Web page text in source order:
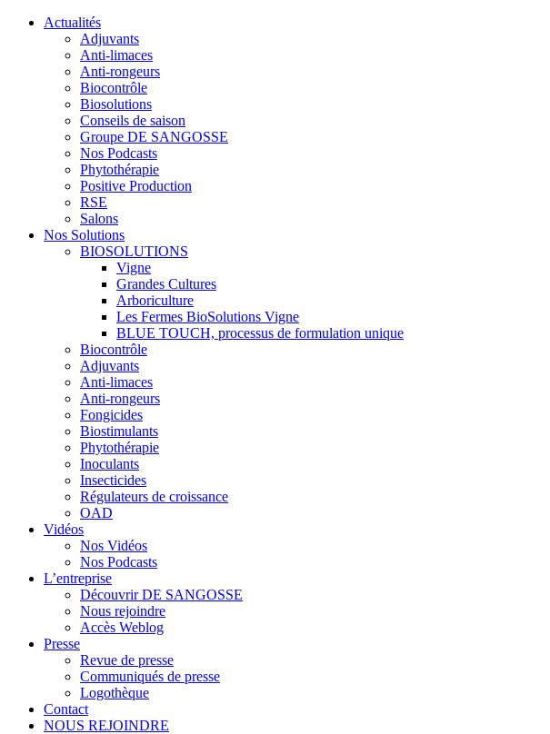
Actualités
Adjuvants
Anti-limaces
Anti-rongeurs
Biocontrôle
Biosolutions
Conseils de saison
Groupe DE SANGOSSE
Nos Podcasts
Phytothérapie
Positive Production
RSE
Salons
Nos Solutions
BIOSOLUTIONS
Vigne
Grandes Cultures
Arboriculture
Les Fermes BioSolutions Vigne
BLUE TOUCH, processus de formulation unique
Biocontrôle
Adjuvants
Anti-limaces
Anti-rongeurs
Fongicides
Biostimulants
Phytothérapie
Inoculants
Insecticides
Régulateurs de croissance
OAD
Vidéos
Nos Vidéos
Nos Podcasts
L’entreprise
Découvrir DE SANGOSSE
Nous rejoindre
Accès Weblog
Presse
Revue de presse
Communiqués de presse
Logothèque
Contact
NOUS REJOINDRE